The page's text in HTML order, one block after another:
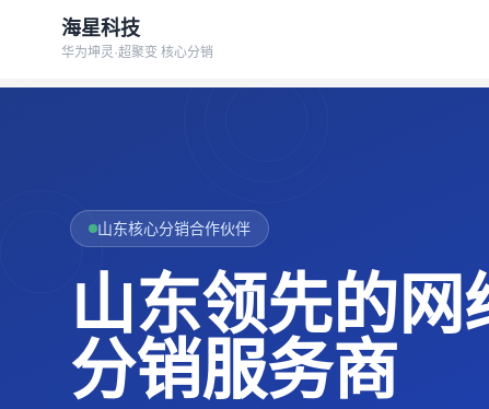
海星科技
华为坤灵·超聚变 核心分销
山东核心分销合作伙伴
山东领先的网
分销服务商